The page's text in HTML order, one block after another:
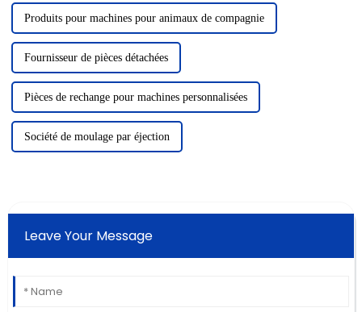
Produits pour machines pour animaux de compagnie
Fournisseur de pièces détachées
Pièces de rechange pour machines personnalisées
Société de moulage par éjection
Leave Your Message